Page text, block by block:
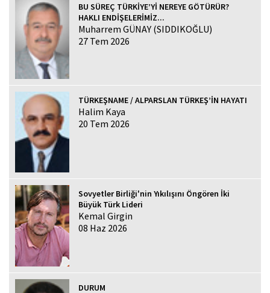
BU SÜREÇ TÜRKİYE’Yİ NEREYE GÖTÜRÜR?
HAKLI ENDİŞELERİMİZ...
Muharrem GÜNAY (SIDDIKOĞLU)
27 Tem 2026
TÜRKEŞNAME / ALPARSLAN TÜRKEŞ’İN HAYATI
Halim Kaya
20 Tem 2026
Sovyetler Birliği'nin Yıkılışını Öngören İki
Büyük Türk Lideri
Kemal Girgin
08 Haz 2026
DURUM